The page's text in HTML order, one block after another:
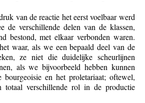
van de reactie het eerst voelbaar werd
de verschillende delen van de klassen,
bestond, met elkaar verbonden waren.
waar, als we een bepaald deel van de
ze niet die duidelijke scheurlijnen
als we bijvoorbeeld hebben kunnen
bourgeoisie en het proletariaat; oftewel,
totaal verschillende rol in de productie